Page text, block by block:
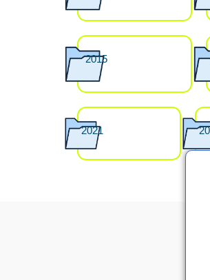
2015
2021